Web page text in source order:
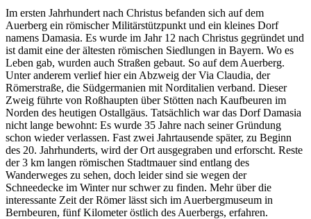
Im ersten Jahrhundert nach Christus befanden sich auf dem
Auerberg ein römischer Militärstützpunkt und ein kleines Dorf
namens Damasia. Es wurde im Jahr 12 nach Christus gegründet und
ist damit eine der ältesten römischen Siedlungen in Bayern. Wo es
Leben gab, wurden auch Straßen gebaut. So auf dem Auerberg.
Unter anderem verlief hier ein Abzweig der Via Claudia, der
Römerstraße, die Südgermanien mit Norditalien verband. Dieser
Zweig führte von Roßhaupten über Stötten nach Kaufbeuren im
Norden des heutigen Ostallgäus. Tatsächlich war das Dorf Damasia
nicht lange bewohnt: Es wurde 35 Jahre nach seiner Gründung
schon wieder verlassen. Fast zwei Jahrtausende später, zu Beginn
des 20. Jahrhunderts, wird der Ort ausgegraben und erforscht. Reste
der 3 km langen römischen Stadtmauer sind entlang des
Wanderweges zu sehen, doch leider sind sie wegen der
Schneedecke im Winter nur schwer zu finden. Mehr über die
interessante Zeit der Römer lässt sich im Auerbergmuseum in
Bernbeuren, fünf Kilometer östlich des Auerbergs, erfahren.